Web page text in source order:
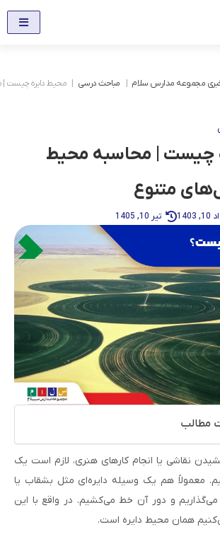
مجموعه مدارس سلام مباحث درسی محیط دایره چیست |
چیست | محاسبه محیط
متنوع
تیر 10, 1405
مطالب
نقاشی یا انجام کارهای هنری، لازم است یک
معمولاً هم یک وسیله دایره‌ای مثل بشقاب یا
می‌گذاریم و دور آن خط می‌کشیم. در واقع با این
همان محیط دایره است.